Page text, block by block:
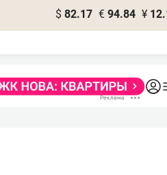
$ 82.17 € 94.84 ¥